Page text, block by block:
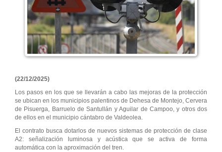
(22/12/2025)
Los pasos en los que se llevarán a cabo las mejoras de la protección
se ubican en los municipios palentinos de Dehesa de Montejo, Cervera
de Pisuerga, Barruelo de Santullán y Aguilar de Campoo, y otros dos
de ellos en el municipio cántabro de Valdeolea.
El contrato busca dotarlos de nuevos sistemas de protección de clase
A2: señalización luminosa y acústica que se activa de forma
automática con la aproximación del tren.